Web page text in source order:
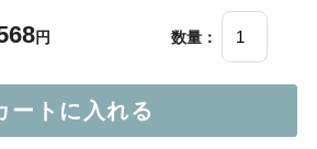
円 数量：